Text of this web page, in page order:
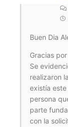
Buen Dia
Gracias
Se
realizaron
existía
persona
parte
con la